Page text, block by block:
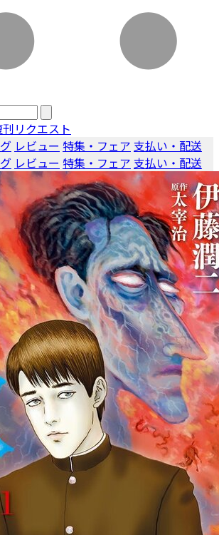
リクエスト
レビュー 特集・フェア 支払い・配送
レビュー 特集・フェア 支払い・配送